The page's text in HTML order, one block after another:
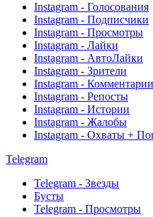
Instagram - Голосования
Instagram - Подписчики
Instagram - Просмотры
Instagram - Лайки
Instagram - АвтоЛайки
Instagram - Зрители
Instagram - Комментарии
Instagram - Репосты
Instagram - Истории
Instagram - Жалобы
Instagram - Охваты +
Telegram
Telegram - Звезды
Бусты
Telegram - Просмотры